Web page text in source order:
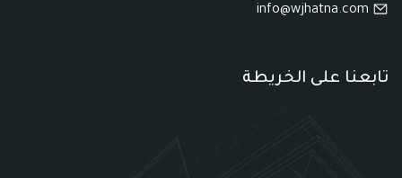
تابعنا على الخريطة